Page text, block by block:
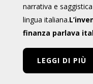
narrativa e
lingua italiana.
finanza parlava
LEGGI DI PIÙ